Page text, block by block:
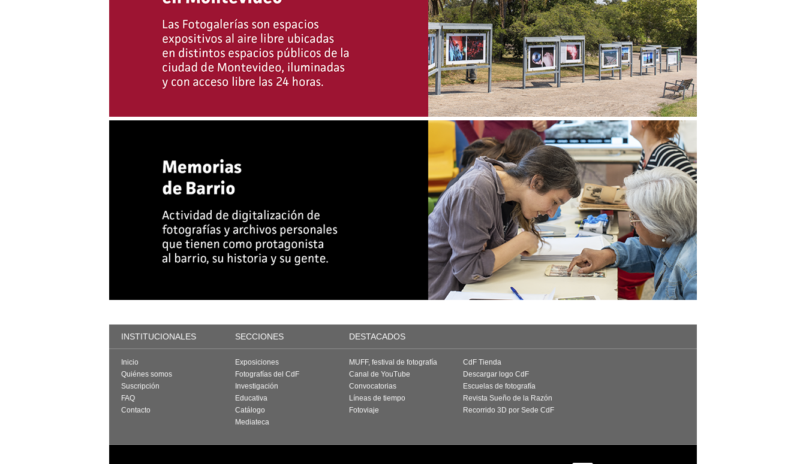
INSTITUCIONALES SECCIONES DESTACADOS
Inicio
Quiénes somos
Suscripción
FAQ
Contacto
Exposiciones
Fotografías del CdF
Investigación
Educativa
Catálogo
Mediateca
MUFF, festival de fotografía
Canal de YouTube
Convocatorias
Líneas de tiempo
Fotoviaje
CdF Tienda
Descargar logo CdF
Escuelas de fotografía
Revista Sueño de la Razón
Recorrido 3D por Sede CdF